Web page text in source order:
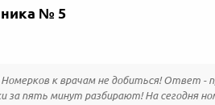
№ 5
Номерков к врачам не добиться! Ответ -
за пять минут разбирают! На сегодня